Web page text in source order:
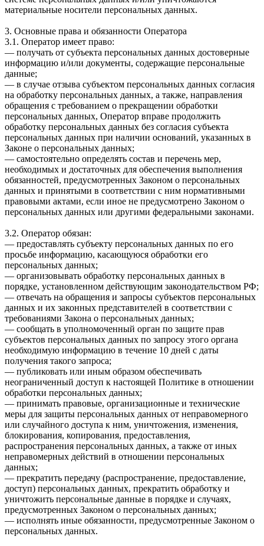
материальные носители персональных данных.
3. Основные права и обязанности Оператора
3.1. Оператор имеет право:
— получать от субъекта персональных данных достоверные
информацию и/или документы, содержащие персональные
данные;
— в случае отзыва субъектом персональных данных согласия
на обработку персональных данных, а также, направления
обращения с требованием о прекращении обработки
персональных данных, Оператор вправе продолжить
обработку персональных данных без согласия субъекта
персональных данных при наличии оснований, указанных в
Законе о персональных данных;
— самостоятельно определять состав и перечень мер,
необходимых и достаточных для обеспечения выполнения
обязанностей, предусмотренных Законом о персональных
данных и принятыми в соответствии с ним нормативными
правовыми актами, если иное не предусмотрено Законом о
персональных данных или другими федеральными законами.
3.2. Оператор обязан:
— предоставлять субъекту персональных данных по его
просьбе информацию, касающуюся обработки его
персональных данных;
— организовывать обработку персональных данных в
порядке, установленном действующим законодательством РФ;
— отвечать на обращения и запросы субъектов персональных
данных и их законных представителей в соответствии с
требованиями Закона о персональных данных;
— сообщать в уполномоченный орган по защите прав
субъектов персональных данных по запросу этого органа
необходимую информацию в течение 10 дней с даты
получения такого запроса;
— публиковать или иным образом обеспечивать
неограниченный доступ к настоящей Политике в отношении
обработки персональных данных;
— принимать правовые, организационные и технические
меры для защиты персональных данных от неправомерного
или случайного доступа к ним, уничтожения, изменения,
блокирования, копирования, предоставления,
распространения персональных данных, а также от иных
неправомерных действий в отношении персональных
данных;
— прекратить передачу (распространение, предоставление,
доступ) персональных данных, прекратить обработку и
уничтожить персональные данные в порядке и случаях,
предусмотренных Законом о персональных данных;
— исполнять иные обязанности, предусмотренные Законом о
персональных данных.